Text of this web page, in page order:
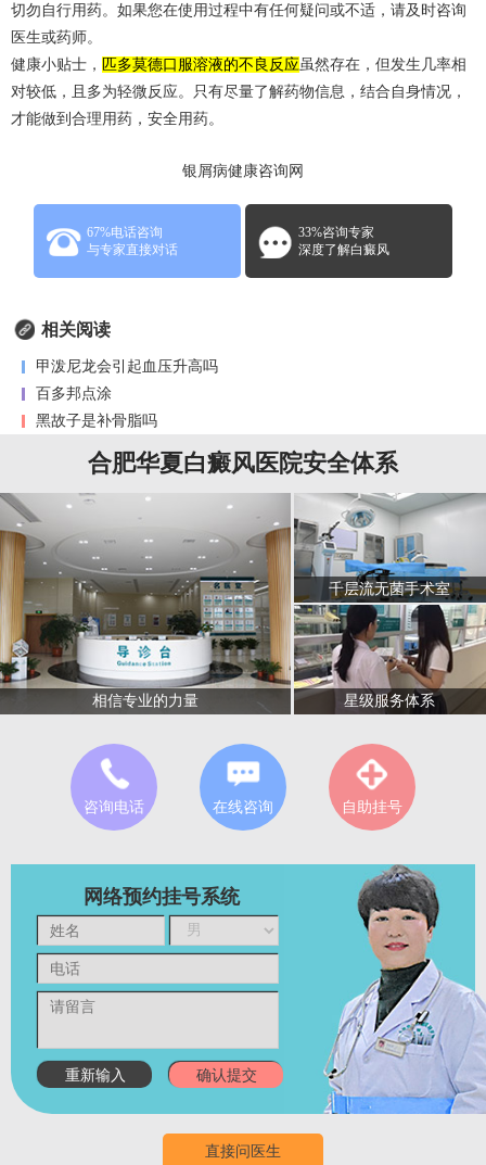
切勿自行用药。如果您在使用过程中有任何疑问或不适，请及时咨询
医生或药师。
健康小贴士， 匹多莫德口服溶液的不良反应虽然存在，但发生几率相
对较低，且多为轻微反应。只有尽量了解药物信息，结合自身情况，
才能做到合理用药，安全用药。
银屑病健康咨询网
67%电话咨询
与专家直接对话
33%咨询专家
深度了解白癜风
相关阅读
甲泼尼龙会引起血压升高吗
百多邦点涂
黑故子是补骨脂吗
合肥华夏白癜风医院安全体系
相信专业的力量
千层流无菌手术室
星级服务体系
咨询电话 在线咨询 自助挂号
网络预约挂号系统
直接问医生